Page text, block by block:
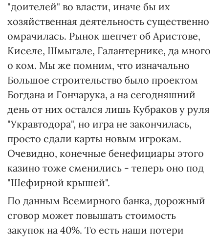
"доителей" во власти, иначе бы их
хозяйственная деятельность существенно
омрачилась. Рынок шепчет об Аристове,
Киселе, Шмыгале, Галантернике, да много
о ком. Мы же помним, что изначально
Большое строительство было проектом
Богдана и Гончарука, а на сегодняшний
день от них остался лишь Кубраков у руля
"Укравтодора", но игра не закончилась,
просто сдали карты новым игрокам.
Очевидно, конечные бенефициары этого
казино тоже сменились - теперь оно под
"Шефирной крышей".
По данным Всемирного банка, дорожный
сговор может повышать стоимость
закупок на 40%. То есть наши потери